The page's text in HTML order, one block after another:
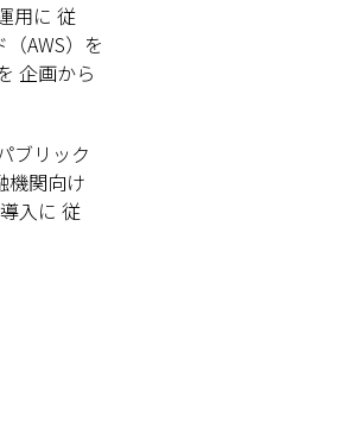
用に 従
AWS）を
企画から
ブリック
機関向け
入に 従